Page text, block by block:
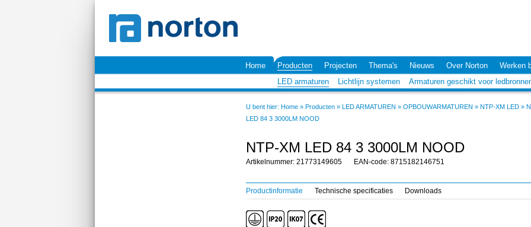
Home Producten Projecten Thema's Nieuws Over Norton Werken
LED armaturen
Lichtlijn systemen Armaturen geschikt voor
U bent hier: Home » Producten » LED ARMATUREN » OPBOUWARMATUREN » NTP-XM LED »
LED 84 3 3000LM NOOD
NTP-XM LED 84 3 3000LM NOOD
Artikelnummer: 21773149605 EAN-code: 8715182146751
Productinformatie Technische specificaties Downloads